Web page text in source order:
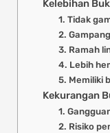
Kelebihan
1. Tidak
2.
3. Ramah
4. Lebih
5. Memiliki
Kekurangan
1.
2. Risiko